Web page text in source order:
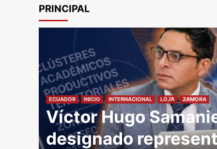
PRINCIPAL
ECUADOR INICIO INTERNACIONAL LOJA ZAMORA
Víctor Hugo
designado